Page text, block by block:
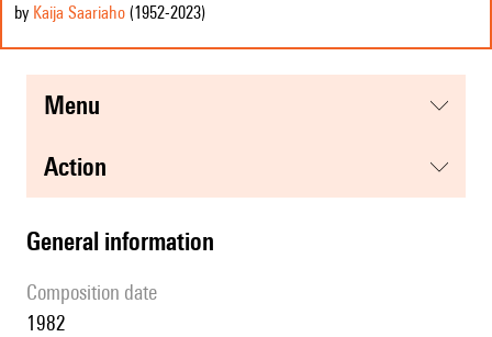
by Kaija Saariaho (1952-2023)
menu
action
general information
composition date
1982